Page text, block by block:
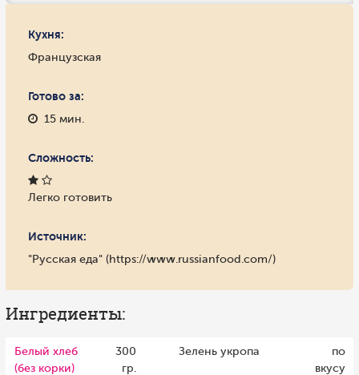
Кухня:
Французская
Готово за:
15 мин.
Сложность:
Легко готовить
Источник:
"Русская еда" (https://www.russianfood.com/)
Ингредиенты:
Белый хлеб
(без корки)
300
гр.
Зелень укропа
по
вкусу